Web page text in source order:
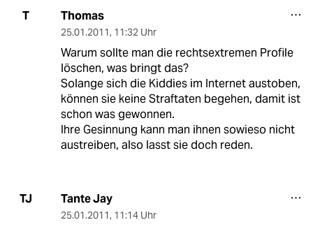
T Thomas
25.01.2011, 11:32 Uhr
Warum sollte man die rechtsextremen Profile
löschen, was bringt das?
Solange sich die Kiddies im Internet austoben,
können sie keine Straftaten begehen, damit ist
schon was gewonnen.
Ihre Gesinnung kann man ihnen sowieso nicht
austreiben, also lasst sie doch reden.
TJ Tante Jay
25.01.2011, 11:14 Uhr